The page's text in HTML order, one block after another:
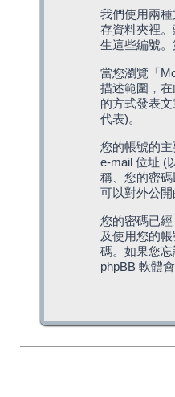
我們使用兩
存資料夾裡
生這些編號
當您瀏覽「
描述範圍，
的方式發表
代表)。
您的帳號的
e-mail 位址 (
稱、您的密
可以對外公
您的密碼已
及使用您的
碼。如果您
phpBB 軟體